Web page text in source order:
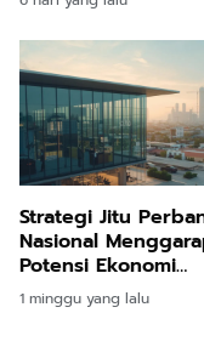
Meningkat Pesat
Strategi Jitu
Nasional
Potensi Ekonomi
Penyangga
Melalui Inovasi
1 minggu yang lalu